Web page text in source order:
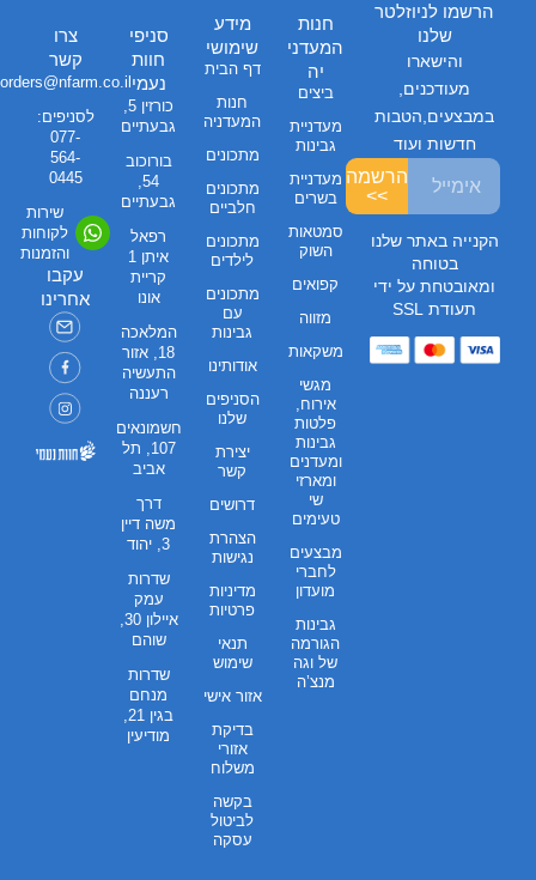
חנות
המעדני
יה
ביצים
מעדניית
גבינות
מעדניית
בשרים
סמטאות
השוק
קפואים
מזווה
משקאות
מגשי
אירוח,
פלטות
גבינות
ומעדנים
ומארזי
שי
טעימים
מבצעים
לחברי
מועדון
גבינות
הגורמה
של וגה
מנצ’ה
מידע
שימושי
דף הבית
חנות
המעדניה
מתכונים
מתכונים
חלביים
מתכונים
לילדים
מתכונים
עם
גבינות
אודותינו
הסניפים
שלנו
יצירת
קשר
דרושים
הצהרת
נגישות
מדיניות
פרטיות
תנאי
שימוש
אזור אישי
בדיקת
אזורי
משלוח
בקשה
לביטול
עסקה
סניפי
חוות
נעמי
כורזין 5,
גבעתיים
בורוכוב
54,
גבעתיים
רפאל
איתן 1
קריית
אונו
המלאכה
18, אזור
התעשיה
רעננה
חשמונאים
107, תל
אביב
דרך
משה דיין
3, יהוד
שדרות
עמק
איילון 30,
שוהם
שדרות
מנחם
בגין 21,
מודיעין
צרו
קשר
orders@nfarm.co.il
לסניפים:
077-
564-
0445
שירות
לקוחות
והזמנות
עקבו
אחרינו
הרשמו לניוזלטר
שלנו
והישארו
מעודכנים,
במבצעים,הטבות
חדשות ועוד
הרשמה
>>
הקנייה באתר שלנו
בטוחה
ומאובטחת על ידי
תעודת SSL